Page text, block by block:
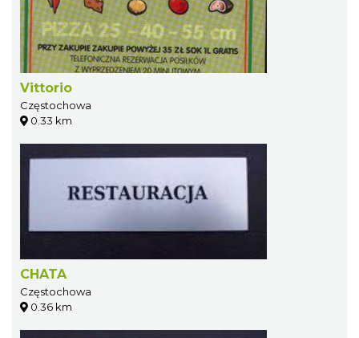
Vittorio
Częstochowa
0.33 km
CHATA
Częstochowa
0.36 km